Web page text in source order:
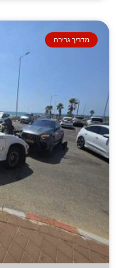
מדריך גרירה